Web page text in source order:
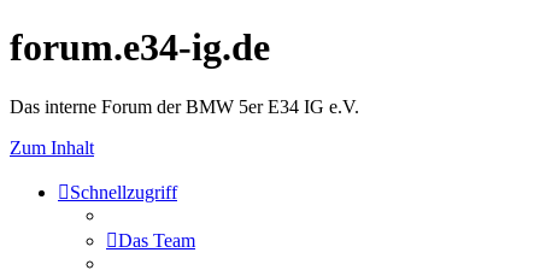
forum.e34-ig.de
Das interne Forum der BMW 5er E34 IG e.V.
Zum Inhalt
Schnellzugriff
Das Team